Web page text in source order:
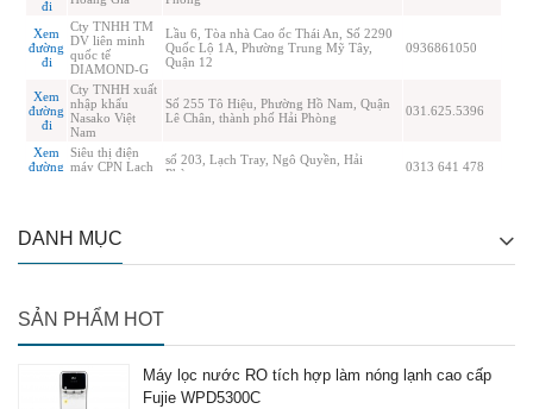
DANH MỤC
SẢN PHẨM HOT
Máy lọc nước RO tích hợp làm nóng lạnh cao cấp
Fujie WPD5300C